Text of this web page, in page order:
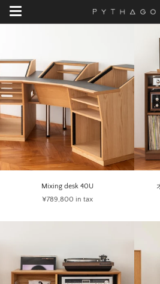
Skip
content
Mixing desk 40U
¥789,800 in tax